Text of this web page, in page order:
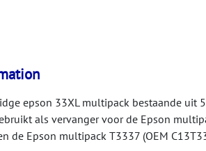
epson 33XL multipack bestaande uit
als vervanger voor de Epson
de Epson multipack T3337 (OEM